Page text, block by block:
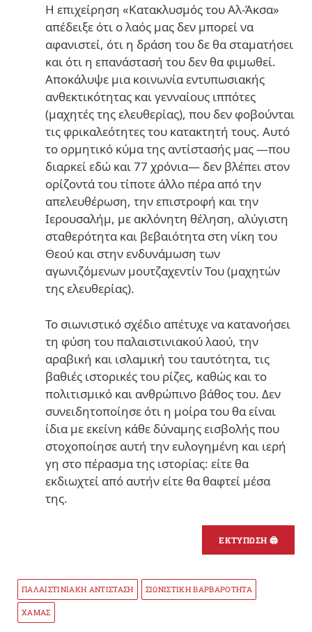
Η επιχείρηση «Κατακλυσμός του Αλ-Άκσα»
απέδειξε ότι ο λαός μας δεν μπορεί να
αφανιστεί, ότι η δράση του δε θα σταματήσει
και ότι η επανάστασή του δεν θα φιμωθεί.
Αποκάλυψε μια κοινωνία εντυπωσιακής
ανθεκτικότητας και γενναίους ιππότες
(μαχητές της ελευθερίας), που δεν φοβούνται
τις φρικαλεότητες του κατακτητή τους. Αυτό
το ορμητικό κύμα της αντίστασής μας —που
διαρκεί εδώ και 77 χρόνια— δεν βλέπει στον
ορίζοντά του τίποτε άλλο πέρα από την
απελευθέρωση, την επιστροφή και την
Ιερουσαλήμ, με ακλόνητη θέληση, αλύγιστη
σταθερότητα και βεβαιότητα στη νίκη του
Θεού και στην ενδυνάμωση των
αγωνιζόμενων μουτζαχεντίν Του (μαχητών
της ελευθερίας).
Το σιωνιστικό σχέδιο απέτυχε να κατανοήσει
τη φύση του παλαιστινιακού λαού, την
αραβική και ισλαμική του ταυτότητα, τις
βαθιές ιστορικές του ρίζες, καθώς και το
πολιτισμικό και ανθρώπινο βάθος του. Δεν
συνειδητοποίησε ότι η μοίρα του θα είναι
ίδια με εκείνη κάθε δύναμης εισβολής που
στοχοποίησε αυτή την ευλογημένη και ιερή
γη στο πέρασμα της ιστορίας: είτε θα
εκδιωχτεί από αυτήν είτε θα θαφτεί μέσα
της.
ΕΚΤΥΠΩΣΗ 🖨
ΠΑΛΑΙΣΤΙΝΙΑΚΗ ΑΝΤΙΣΤΑΣΗ ΣΙΩΝΙΣΤΙΚΗ ΒΑΡΒΑΡΟΤΗΤΑ
ΧΑΜΑΣ